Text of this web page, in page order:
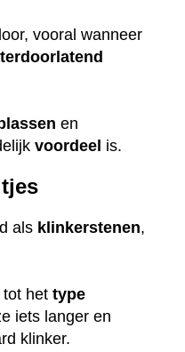
vooral wanneer
en
voordeel is.
als klinkerstenen,
tot het type
iets langer en
klinker.